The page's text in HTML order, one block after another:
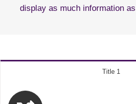
display as much information
Title 1